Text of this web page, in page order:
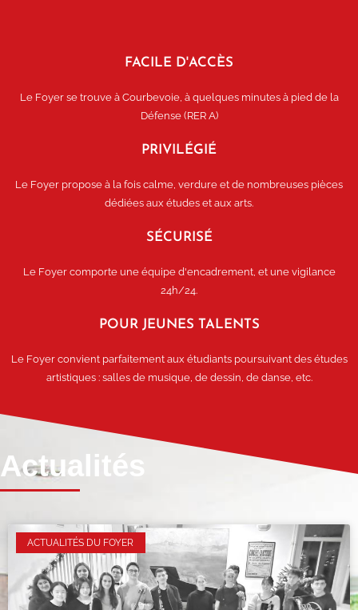
FACILE D'ACCÈS
Le Foyer se trouve à Courbevoie, à quelques minutes à pied de la
Défense (RER A)
PRIVILÉGIÉ
Le Foyer propose à la fois calme, verdure et de nombreuses pièces
dédiées aux études et aux arts.
SÉCURISÉ
Le Foyer comporte une équipe d'encadrement, et une vigilance
24h/24.
POUR JEUNES TALENTS
Le Foyer convient parfaitement aux étudiants poursuivant des études
artistiques : salles de musique, de dessin, de danse, etc.
Actualités
ACTUALITÉS DU FOYER